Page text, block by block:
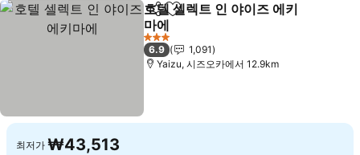
공유 즐겨찾기에 추가
호텔 셀렉트 인 야이즈 에키
마에
3 성급
6.9
1,091
Yaizu, 시즈오카에서 12.9km
최저가 ₩43,513